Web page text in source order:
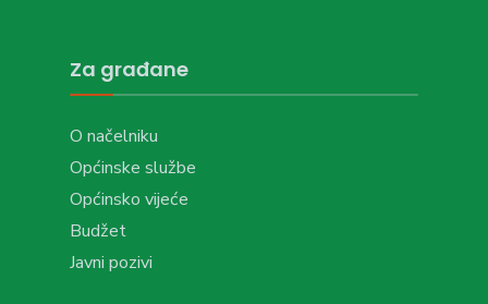
Za građane
O načelniku
Općinske službe
Općinsko vijeće
Budžet
Javni pozivi